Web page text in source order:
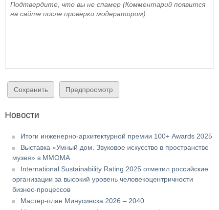
Подтвердите, что вы не спамер (Комментарий появится
на сайте после проверки модератором)
Новости
Итоги инженерно-архитектурной премии 100+ Awards 2025
Выставка «Умный дом. Звуковое искусство в пространстве
музея» в ММОМА
International Sustainability Rating 2025 отметил российские
организации за высокий уровень человекоцентричности
бизнес-процессов
Мастер-план Минусинска 2026 – 2040